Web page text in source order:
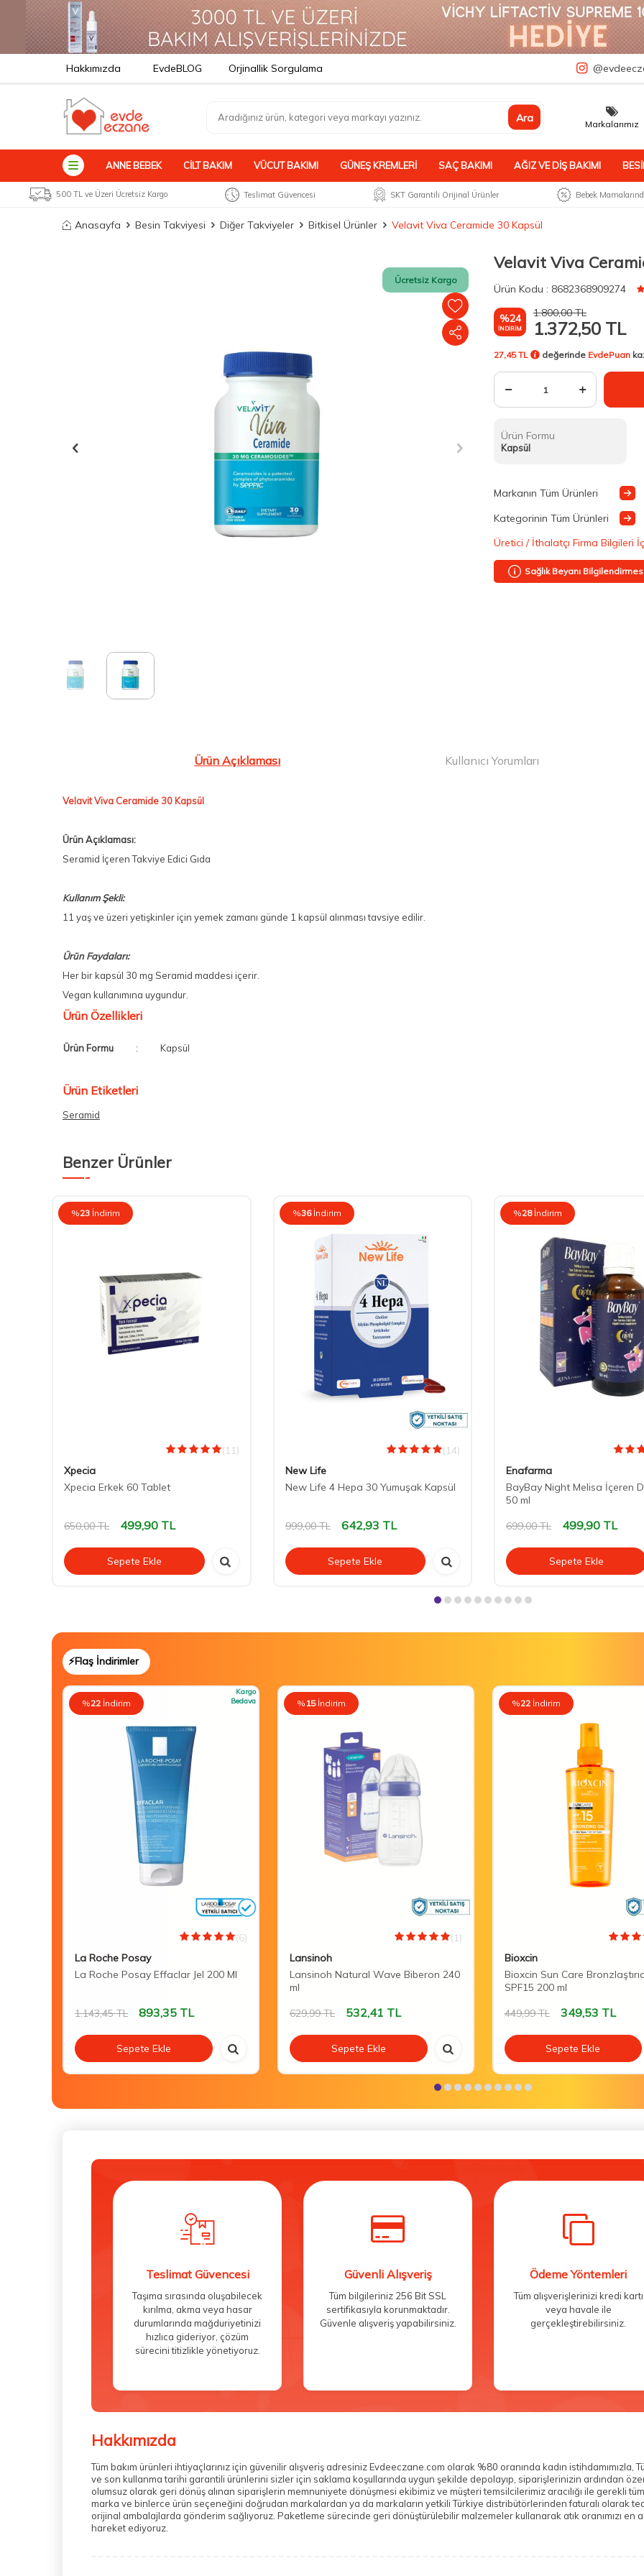
Hakkımızda EvdeBLOG Orjinallik Sorgulama
Ara Markalarımız
ANNE BEBEK CILT BAKIM VÜCUT BAKIMI GÜNEŞ KREMLERI SAÇ BAKIMI AĞIZ VE DIŞ BAKIMI
500 TL ve Üzeri Ücretsiz Kargo Teslimat Güvencesi SKT Garantili Orijinal Ürünler Bebek
Anasayfa Besin Takviyesi Diğer Takviyeler Bitkisel Ürünler Velavit Viva Ceramide 30 Kapsül
Ücretsiz Kargo
Velavit Viva
Ürün Kodu : 8682368909274
%24
İNDIRIM
1.800,00TL
1.372,50 TL
27,45 TL değerinde EvdePuan
Ürün Formu
Kapsül
Markanın Tüm Ürünleri
Kategorinin Tüm Ürünleri
Üretici / İthalatçı Firma Bilgileri
Sağlık Beyanı
Ürün Açıklaması Kullanıcı Yorumları
Velavit Viva Ceramide 30 Kapsül
Ürün Açıklaması:
Seramid İçeren Takviye Edici Gıda
Kullanım Şekli:
11 yaş ve üzeri yetişkinler için yemek zamanı günde 1 kapsül alınması tavsiye edilir.
Ürün Faydaları:
Her bir kapsül 30 mg Seramid maddesi içerir.
Vegan kullanımına uygundur.
Ürün Özellikleri
Ürün Formu : Kapsül
Ürün Etiketleri
Seramid
Benzer Ürünler
%23 İndirim
(11)
Xpecia
Xpecia Erkek 60 Tablet
650,00TL 499,90 TL
Sepete Ekle
%36 İndirim
(14)
New Life
New Life 4 Hepa 30 Yumuşak Kapsül
999,00TL 642,93 TL
Sepete Ekle
%28 İndirim
Enafarma
BayBay Night Melisa İçeren
50 ml
699,00TL 499,90 TL
Sepete Ekle
⚡Flaş İndirimler
%22 İndirim
Kargo
Bedava
(6)
La Roche Posay
La Roche Posay Effaclar Jel 200 Ml
1.143,45TL 893,35 TL
Sepete Ekle
%15 İndirim
(1)
Lansinoh
Lansinoh Natural Wave Biberon 240
ml
629,99TL 532,41 TL
Sepete Ekle
%22 İndirim
Bioxcin
Bioxcin Sun Care
SPF15 200 ml
449,99TL 349,53 TL
Sepete Ekle
Teslimat Güvencesi
Taşıma sırasında oluşabilecek
kırılma, akma veya hasar
durumlarında mağduriyetinizi
hızlıca gideriyor, çözüm
sürecini titizlikle yönetiyoruz.
Güvenli Alışveriş
Tüm bilgileriniz 256 Bit SSL
sertifikasıyla korunmaktadır.
Güvenle alışveriş yapabilirsiniz.
Ödeme Yöntemleri
Tüm alışverişlerinizi kredi kartı
veya havale ile
gerçekleştirebilirsiniz.
Hakkımızda
Tüm bakım ürünleri ihtiyaçlarınız için güvenilir alışveriş adresiniz Evdeeczane.com olarak %80 oranında kadın istihdamımızla,
ve son kullanma tarihi garantili ürünlerini sizler için saklama koşullarında uygun şekilde depolayıp, siparişlerinizin ardından
olumsuz olarak geri dönüş alınan siparişlerin memnuniyete dönüşmesi ekibimiz ve müşteri temsilcilerimiz aracılığı ile gerekli
marka ve binlerce ürün seçeneğini doğrudan markalardan ya da markaların yetkili Türkiye distribütörlerinden faturalı olarak
orijinal ambalajlarda gönderim sağlıyoruz. Paketleme sürecinde geri dönüştürülebilir malzemeler kullanarak atık oranımızı
hareket ediyoruz.